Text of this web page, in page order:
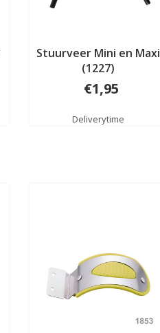
Stuurveer Mini en Maxi
(1227)
€1,95
Deliverytime